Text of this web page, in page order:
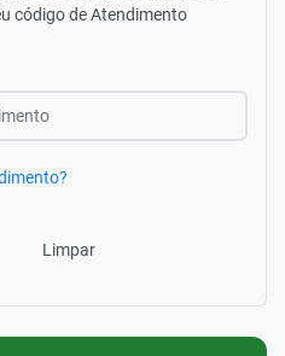
código de Atendimento
Limpar